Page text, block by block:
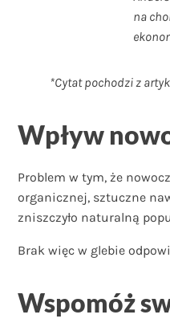
na
*Cytat pochodzi z
Wpływ
Problem w tym, że
organicznej, sztuczne
zniszczyło naturalną
Brak więc w glebie
Wspomóż